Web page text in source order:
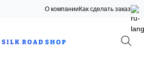
О компании Как сделать заказ